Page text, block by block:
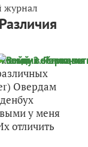
журнал
Овердам
у меня
отличить